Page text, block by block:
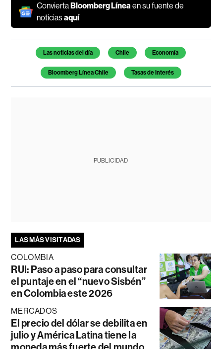
ConviertaBloomberg Líneaen su fuente de
noticiasaquí
Temas de este artículo
Las noticias del día Chile Economía
Bloomberg Línea Chile Tasas de Interés
PUBLICIDAD
LAS MÁS VISITADAS
COLOMBIA
RUI: Paso a paso para consultar
el puntaje en el “nuevo Sisbén”
en Colombia este 2026
MERCADOS
El precio del dólar se debilita en
julio y América Latina tiene la